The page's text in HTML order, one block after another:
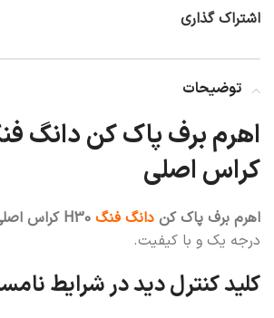
اشتراک گذاری
توضیحات
کراس اصلی
اهرم برف پاک کن دانگ فنگ
درجه یک و با کیفیت.
کلید کنترل دید در شرایط